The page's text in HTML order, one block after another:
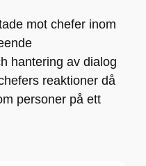
mot chefer inom
hantering av dialog
reaktioner då
personer på ett